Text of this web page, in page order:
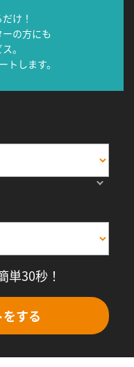
け！
の方にも
。
トします。
単30秒！
する